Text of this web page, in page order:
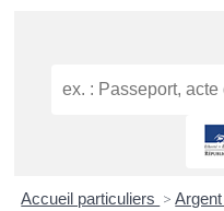
Accueil particuliers > Argent